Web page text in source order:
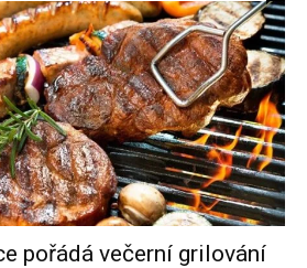
pořádá večerní grilování